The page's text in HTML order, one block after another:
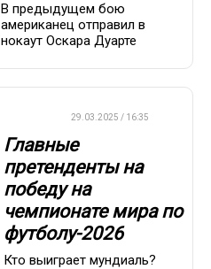
В предыдущем бою
американец отправил в
нокаут Оскара Дуарте
29.03.2025 / 16:35
Главные
претенденты на
победу на
чемпионате мира по
футболу-2026
Кто выиграет мундиаль?